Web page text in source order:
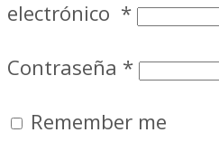
electrónico *
Contraseña *
Remember me